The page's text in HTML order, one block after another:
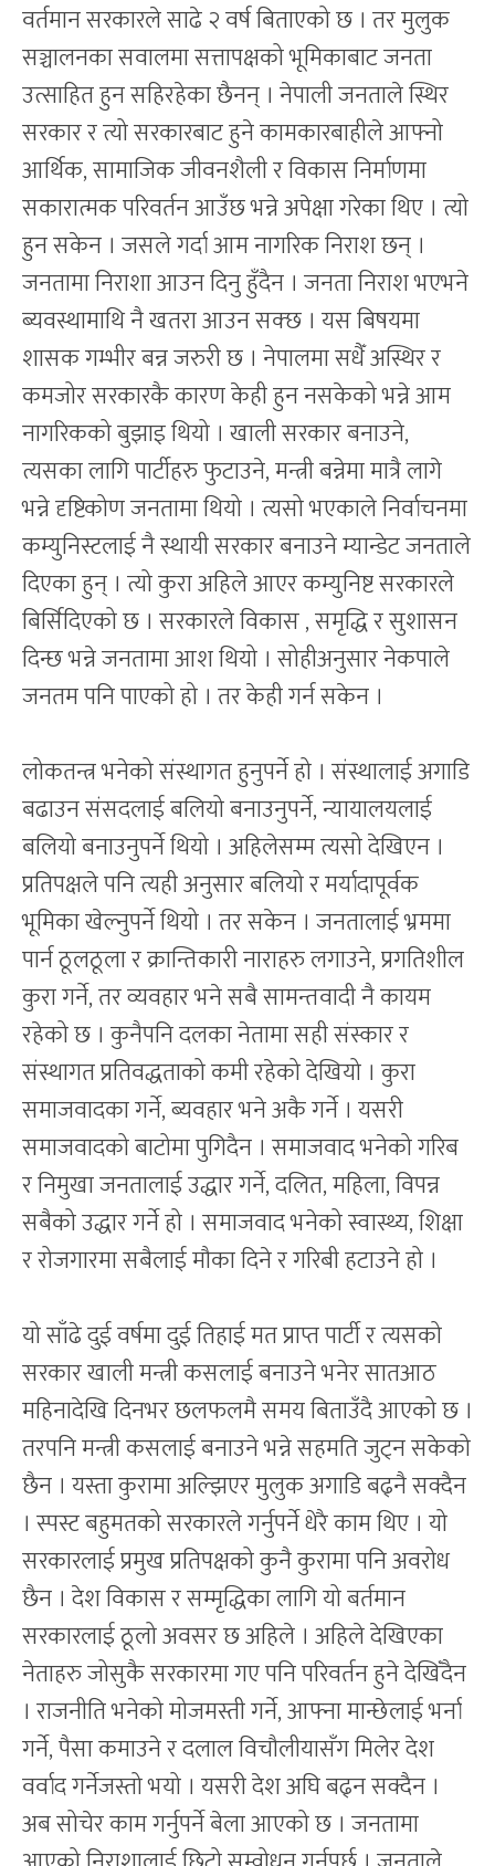
वर्तमान सरकारले साढे २ वर्ष बिताएको छ । तर मुलुक
सञ्चालनका सवालमा सत्तापक्षको भूमिकाबाट जनता
उत्साहित हुन सहिरहेका छैनन् । नेपाली जनताले स्थिर
सरकार र त्यो सरकारबाट हुने कामकारबाहीले आफ्नो
आर्थिक, सामाजिक जीवनशैली र विकास निर्माणमा
सकारात्मक परिवर्तन आउँछ भन्ने अपेक्षा गरेका थिए । त्यो
हुन सकेन । जसले गर्दा आम नागरिक निराश छन् ।
जनतामा निराशा आउन दिनु हुँदैन । जनता निराश भएभने
ब्यवस्थामाथि नै खतरा आउन सक्छ । यस बिषयमा
शासक गम्भीर बन्न जरुरी छ । नेपालमा सधैँ अस्थिर र
कमजोर सरकारकै कारण केही हुन नसकेको भन्ने आम
नागरिकको बुझाइ थियो । खाली सरकार बनाउने,
त्यसका लागि पार्टीहरु फुटाउने, मन्त्री बन्नेमा मात्रै लागे
भन्ने दृष्टिकोण जनतामा थियो । त्यसो भएकाले निर्वाचनमा
कम्युनिस्टलाई नै स्थायी सरकार बनाउने म्यान्डेट जनताले
दिएका हुन् । त्यो कुरा अहिले आएर कम्युनिष्ट सरकारले
बिर्सिदिएको छ । सरकारले विकास , समृद्धि र सुशासन
दिन्छ भन्ने जनतामा आश थियो । सोहीअनुसार नेकपाले
जनतम पनि पाएको हो । तर केही गर्न सकेन ।
लोकतन्त्र भनेको संस्थागत हुनुपर्ने हो । संस्थालाई अगाडि
बढाउन संसदलाई बलियो बनाउनुपर्ने, न्यायालयलाई
बलियो बनाउनुपर्ने थियो । अहिलेसम्म त्यसो देखिएन ।
प्रतिपक्षले पनि त्यही अनुसार बलियो र मर्यादापूर्वक
भूमिका खेल्नुपर्ने थियो । तर सकेन । जनतालाई भ्रममा
पार्न ठूलठूला र क्रान्तिकारी नाराहरु लगाउने, प्रगतिशील
कुरा गर्ने, तर व्यवहार भने सबै सामन्तवादी नै कायम
रहेको छ । कुनैपनि दलका नेतामा सही संस्कार र
संस्थागत प्रतिवद्धताको कमी रहेको देखियो । कुरा
समाजवादका गर्ने, ब्यवहार भने अकै गर्ने । यसरी
समाजवादको बाटोमा पुगिदैन । समाजवाद भनेको गरिब
र निमुखा जनतालाई उद्धार गर्ने, दलित, महिला, विपन्न
सबैको उद्धार गर्ने हो । समाजवाद भनेको स्वास्थ्य, शिक्षा
र रोजगारमा सबैलाई मौका दिने र गरिबी हटाउने हो ।
यो साँढे दुई वर्षमा दुई तिहाई मत प्राप्त पार्टी र त्यसको
सरकार खाली मन्त्री कसलाई बनाउने भनेर सातआठ
महिनादेखि दिनभर छलफलमै समय बिताउँदै आएको छ ।
तरपनि मन्त्री कसलाई बनाउने भन्ने सहमति जुट्न सकेको
छैन । यस्ता कुरामा अल्झिएर मुलुक अगाडि बढ्नै सक्दैन
। स्पस्ट बहुमतको सरकारले गर्नुपर्ने धेरै काम थिए । यो
सरकारलाई प्रमुख प्रतिपक्षको कुनै कुरामा पनि अवरोध
छैन । देश विकास र सम्मृद्धिका लागि यो बर्तमान
सरकारलाई ठूलो अवसर छ अहिले । अहिले देखिएका
नेताहरु जोसुकै सरकारमा गए पनि परिवर्तन हुने देखिँदैन
। राजनीति भनेको मोजमस्ती गर्ने, आफ्ना मान्छेलाई भर्ना
गर्ने, पैसा कमाउने र दलाल विचौलीयासँग मिलेर देश
वर्वाद गर्नेजस्तो भयो । यसरी देश अघि बढ्न सक्दैन ।
अब सोचेर काम गर्नुपर्ने बेला आएको छ । जनतामा